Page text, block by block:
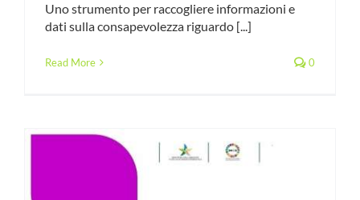
Uno strumento per raccogliere informazioni e
dati sulla consapevolezza riguardo [...]
Read More 0